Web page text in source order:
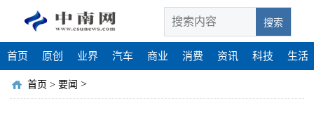
搜索
首页 原创 业界 汽车 商业 消费 资讯 科技 生活
首页 > 要闻 >